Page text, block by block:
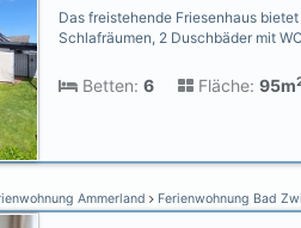
Das freistehende Friesenhaus
Schlafräumen, 2 Duschbäder mit
Betten: 6 Fläche: 95m
Ammerland Ferienwohnung Bad